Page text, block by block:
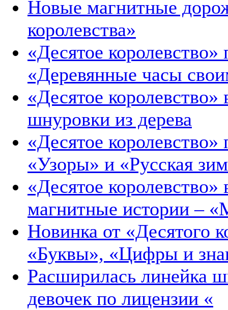
Новые магнитные
королевства»
«Десятое
«Деревянные часы
«Десятое
шнуровки из дерева
«Десятое
«Узоры» и «Русская
«Десятое
магнитные истории –
Новинка от «Десятого
«Буквы», «Цифры и
Расширилась линейка
девочек по лицензии «